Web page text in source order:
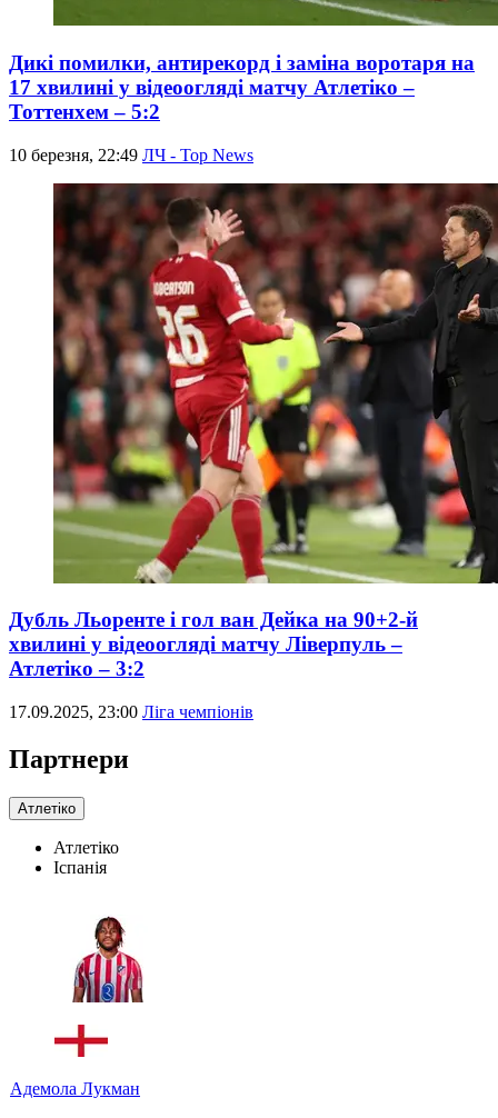
Дикі помилки, антирекорд і заміна воротаря на
17 хвилині у відеоогляді матчу Атлетіко –
Тоттенхем – 5:2
10 березня, 22:49 ЛЧ - Top News
Дубль Льоренте і гол ван Дейка на 90+2-й
хвилині у відеоогляді матчу Ліверпуль –
Атлетіко – 3:2
17.09.2025, 23:00 Ліга чемпіонів
Партнери
Атлетіко
Атлетіко
Іспанія
Адемола Лукман